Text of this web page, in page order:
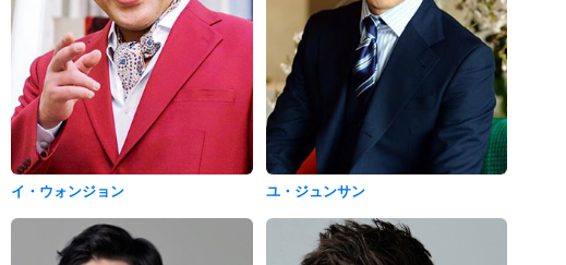
イ・ウォンジョン ユ・ジュンサン